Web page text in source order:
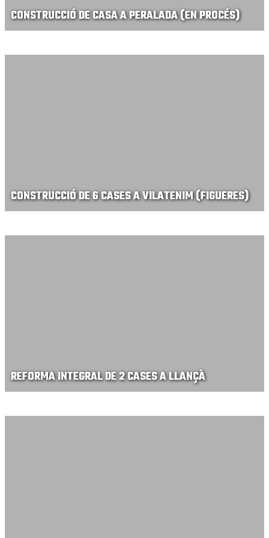
CONSTRUCCIÓ DE CASA A PERALADA (EN PROCÉS)
CONSTRUCCIÓ DE 6 CASES A VILATENIM (FIGUERES)
REFORMA INTEGRAL DE 2 CASES A LLANÇÀ